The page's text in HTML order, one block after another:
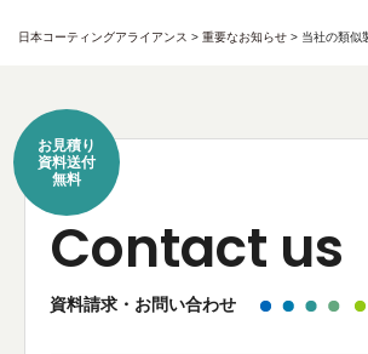
日本コーティングアライアンス > 重要なお知らせ > 当社の類似
お見積り
資料送付
無料
Contact us
資料請求・お問い合わせ